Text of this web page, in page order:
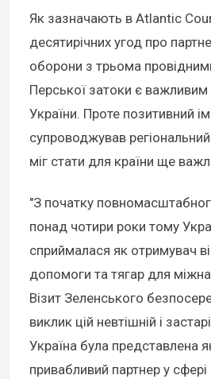
Як зазначають в Atlantic
десятирічних угод про
оборони з трьома
Перської затоки є
України. Проте позитивний
супроводжував
міг стати для країни ще
"З початку
понад чотири роки тому
сприймалася як отримувач
допомоги та тягар для
Візит Зеленського
виклик цій невтішній і
Україна була представлена
привабливий партнер у